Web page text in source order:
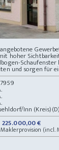
hoher
und sorgen für
Inn
225.000,00 €